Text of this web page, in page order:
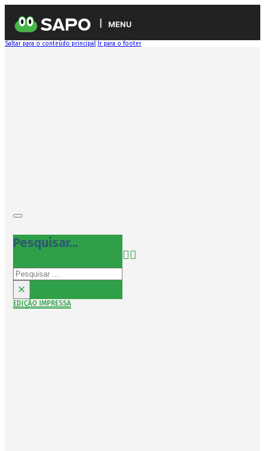
MENU
Saltar para o conteúdo principal Ir para o footer
Pesquisar...
Pesquisar
×
EDIÇÃO IMPRESSA